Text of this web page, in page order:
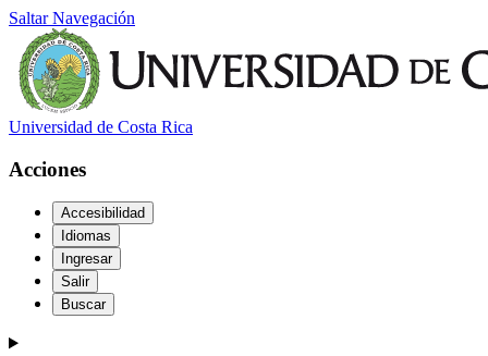
Saltar Navegación
Universidad de Costa Rica
Acciones
Accesibilidad
Idiomas
Ingresar
Salir
Buscar